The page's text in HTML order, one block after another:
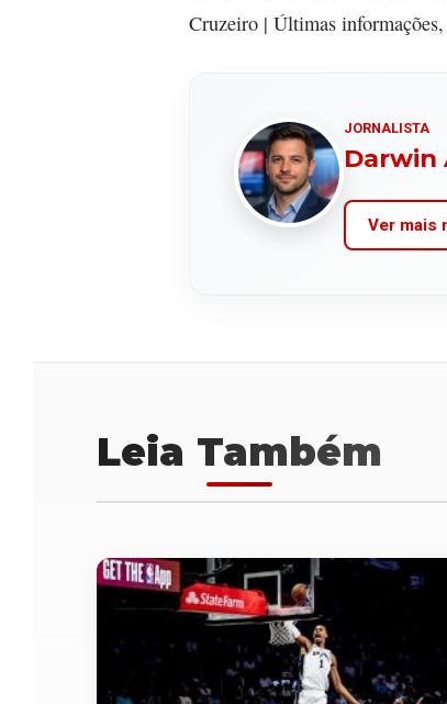
Cruzeiro | Últimas
JORNALISTA
Darwin
Ver mais
Leia Também